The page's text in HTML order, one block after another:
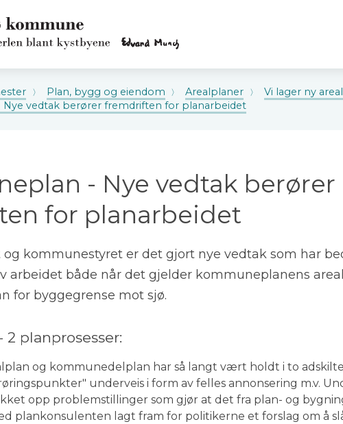
Plan, bygg og eiendom Arealplaner Vi lager ny
vedtak berører fremdriften for planarbeidet
- Nye vedtak berører
for planarbeidet
kommunestyret er det gjort nye vedtak som har
arbeidet både når det gjelder kommuneplanens
for byggegrense mot sjø.
planprosesser:
og kommunedelplan har så langt vært holdt i to adskilte
underveis i form av felles annonsering m.v.
opp problemstillinger som gjør at det fra plan- og
plankonsulenten lagt fram for politikerne et forslag om å